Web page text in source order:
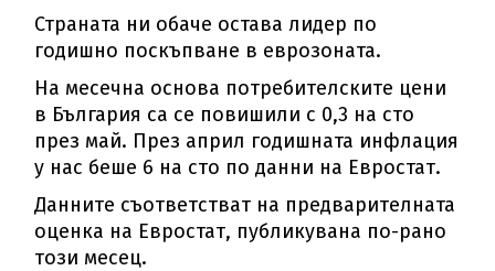
Страната ни обаче остава лидер по
годишно поскъпване в еврозоната.
На месечна основа потребителските цени
в България са се повишили с 0,3 на сто
през май. През април годишната инфлация
у нас беше 6 на сто по данни на Евростат.
Данните съответстват на предварителната
оценка на Евростат, публикувана по-рано
този месец.